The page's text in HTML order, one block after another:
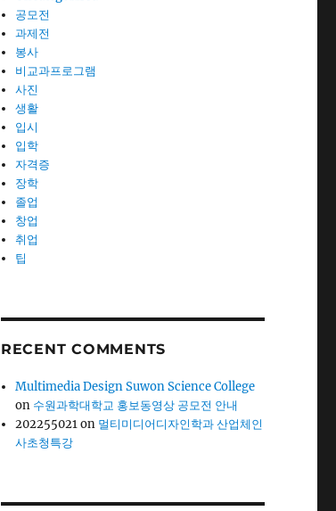
공모전
과제전
봉사
비교과프로그램
사진
생활
입시
입학
자격증
장학
졸업
창업
취업
팁
RECENT COMMENTS
Multimedia Design Suwon Science College
on 수원과학대학교 홍보동영상 공모전 안내
202255021on 멀티미디어디자인학과 산업체인
사초청특강